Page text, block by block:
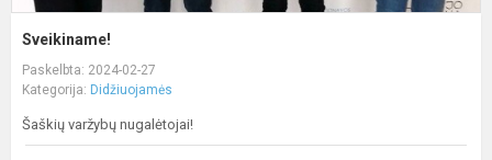
Sveikiname!
Paskelbta: 2024-02-27
Kategorija: Didžiuojamės
Šaškių varžybų nugalėtojai!